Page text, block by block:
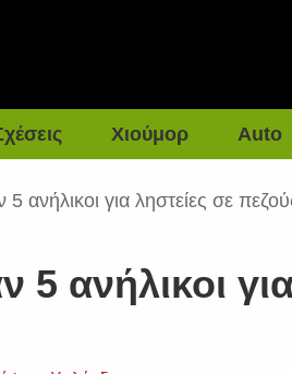
Χιούμορ Auto
για ληστείες σε
ανήλικοι